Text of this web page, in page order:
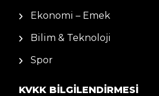
Ekonomi – Emek
Bilim & Teknoloji
Spor
KVKK BILGILENDIRMESI